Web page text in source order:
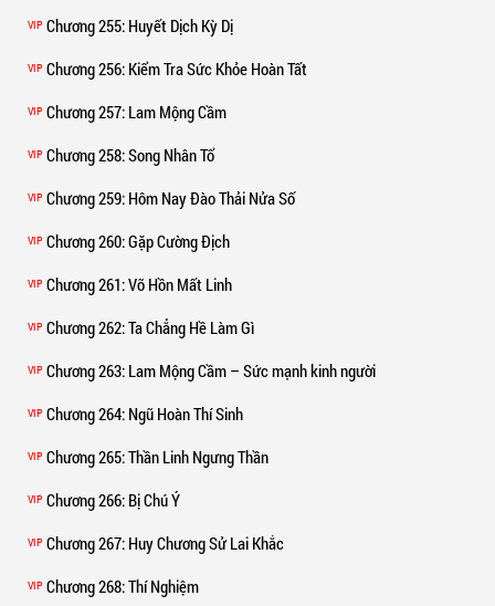
VIP Chương 255: Huyết Dịch Kỳ Dị
VIP Chương 256: Kiểm Tra Sức Khỏe Hoàn Tất
VIP Chương 257: Lam Mộng Cầm
VIP Chương 258: Song Nhân Tổ
VIP Chương 259: Hôm Nay Đào Thải Nửa Số
VIP Chương 260: Gặp Cường Địch
VIP Chương 261: Võ Hồn Mất Linh
VIP Chương 262: Ta Chẳng Hề Làm Gì
VIP Chương 263: Lam Mộng Cầm – Sức mạnh kinh người
VIP Chương 264: Ngũ Hoàn Thí Sinh
VIP Chương 265: Thần Linh Ngưng Thần
VIP Chương 266: Bị Chú Ý
VIP Chương 267: Huy Chương Sử Lai Khắc
VIP Chương 268: Thí Nghiệm